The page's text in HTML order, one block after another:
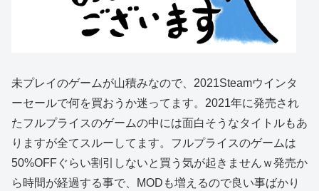
未プレイのゲームが山積みなので、2021Steamウインタ
ーセールで何を買おうか迷ってます。2021年に発売され
たフルプライスのゲームの中には面白そうなタイトルもあ
りますが全てスルーしてます。フルプライスのゲームは
50%OFFぐらい割引しないと買う気が起きませんｗ発売か
ら時間が経過する事で、MODも増えるので良い事ばかり